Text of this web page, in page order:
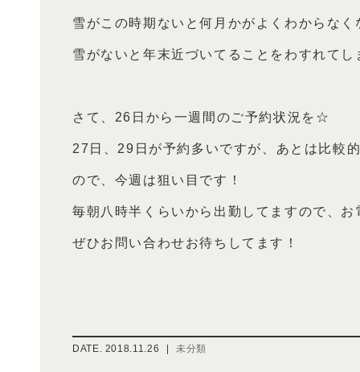
雪がこの時期ないと何月かがよくわからな
雪がないと年末近づいてることをわすれて
さて、26日から一週間のご予約状況を☆
27日、29日が予約多いですが、あとは比較
ので、今週は狙い目です！
毎朝八時半くらいから出勤してますので、お
ぜひお問い合わせお待ちしてます！
DATE. 2018.11.26 未分類